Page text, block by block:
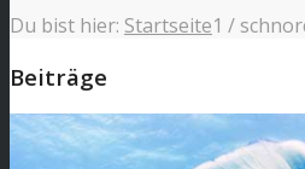
Du bist hier: Startseite1 /
Beiträge